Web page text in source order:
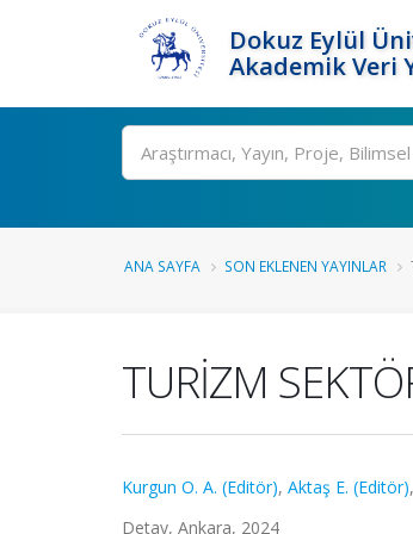
Dokuz Eylül
Akademik Veri
Ara
ANA SAYFA SON EKLENEN YAYINLAR
TURİZM
Kurgun O. A. (Editör), Aktaş E. (Editör),
Detay, Ankara, 2024